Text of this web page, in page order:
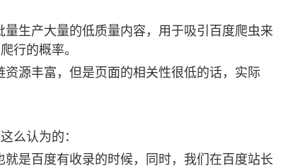
生产大量的低质量内容，用于吸引百度爬虫来
行的概率。
源丰富，但是页面的相关性很低的话，实际
么认为的：
是百度有收录的时候，同时，我们在百度站长